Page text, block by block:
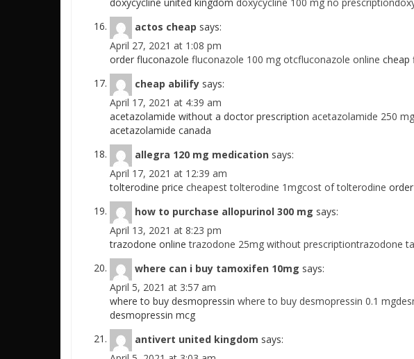
actos cheap says:
April 27, 2021 at 1:08 pm
order fluconazole fluconazole 100 mg otcfluconazole online cheap
cheap abilify says:
April 17, 2021 at 4:39 am
acetazolamide without a doctor prescription acetazolamide 250
acetazolamide canada
allegra 120 mg medication says:
April 17, 2021 at 12:39 am
tolterodine price cheapest tolterodine 1mgcost of tolterodine
how to purchase allopurinol 300 mg says:
April 13, 2021 at 8:23 pm
trazodone onlinetrazodone 25mg without prescriptiontrazodone
where can i buy tamoxifen 10mg says:
April 5, 2021 at 3:57 am
where to buy desmopressin where to buy desmopressin 0.1
desmopressin mcg
antivert united kingdom says: